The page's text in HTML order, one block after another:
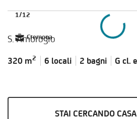
Cremona
1/12
S. Ambrogio
320 m2 6 locali 2 bagni G cl.
STAI CERCANDO